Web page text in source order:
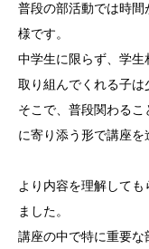
普段の部活動では時
様です。
中学生に限らず、学生
取り組んでくれる子は
そこで、普段関わる
に寄り添う形で講座を
より内容を理解して
ました。
講座の中で特に重要